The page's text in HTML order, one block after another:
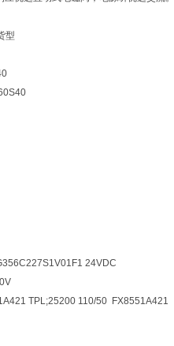
型
24VDC
TPL;25200 110/50